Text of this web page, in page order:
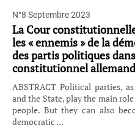
N°8 Septembre 2023
La Cour
les « ennemis » de la
des partis politiques
constitutionnel allemand
ABSTRACT Political parties,
and the State, play the main
people. But they can also
democratic ...